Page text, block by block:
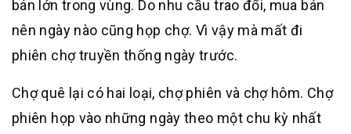
bán lớn trong vùng. Do nhu cầu trao đổi, mua bán
nên ngày nào cũng họp chợ. Vì vậy mà mất đi
phiên chợ truyền thống ngày trước.
Chợ quê lại có hai loại, chợ phiên và chợ hôm. Chợ
phiên họp vào những ngày theo một chu kỳ nhất